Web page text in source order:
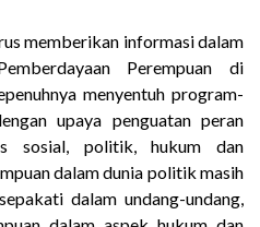
memberikan informasi dalam
Perempuan di
menyentuh program-
upaya penguatan peran
sosial, politik, hukum dan
dalam dunia politik masih
dalam undang-undang,